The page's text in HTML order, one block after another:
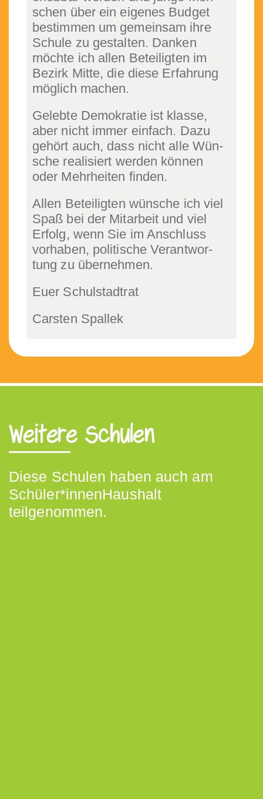
schen über ein eigenes Bud­get
bes­tim­men um gemein­sam ihre
Schule zu gestal­ten. Danken
möchte ich allen Beteiligten im
Bezirk Mitte, die diese Erfahrung
möglich machen.
Gelebte Demokratie ist klasse,
aber nicht immer ein­fach. Dazu
gehört auch, dass nicht alle Wün­
sche real­isiert wer­den kön­nen
oder Mehrheit­en finden.
Allen Beteiligten wün­sche ich viel
Spaß bei der Mitar­beit und viel
Erfolg, wenn Sie im Anschluss
vorhaben, poli­tis­che Ver­ant­wor­
tung zu übernehmen.
Euer Schul­stad­trat
Carsten Spallek
Weitere Schulen
Diese Schulen haben auch am
Schüler*innenHaushalt
teilgenommen.